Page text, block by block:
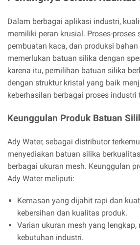
Dalam berbagai aplikasi industri,
memiliki peran krusial. Proses-proses
pembuatan kaca, dan produksi
memerlukan batuan silika dengan
karena itu, pemilihan batuan silika
dengan struktur kristal yang baik
keberhasilan berbagai proses industri
Keunggulan Produk Batuan
Ady Water, sebagai distributor
menyediakan batuan silika
berbagai ukuran mesh. Keunggulan
Ady Water meliputi:
Kemasan yang dijahit rapi dan
kebersihan dan kualitas produk.
Varian ukuran mesh yang lengkap,
kebutuhan industri.